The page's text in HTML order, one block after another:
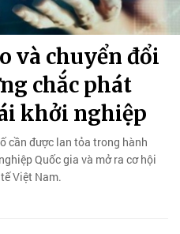
và chuyển đổi
chắc phát
khởi nghiệp
cần được lan tỏa trong hành
Quốc gia và mở ra cơ hội
Việt Nam.